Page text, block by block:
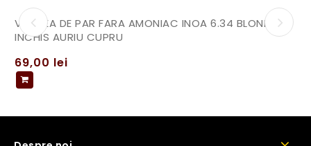
VOPSEA DE PAR FARA AMONIAC INOA 6.34 BLOND
INCHIS AURIU CUPRU
69,00 lei